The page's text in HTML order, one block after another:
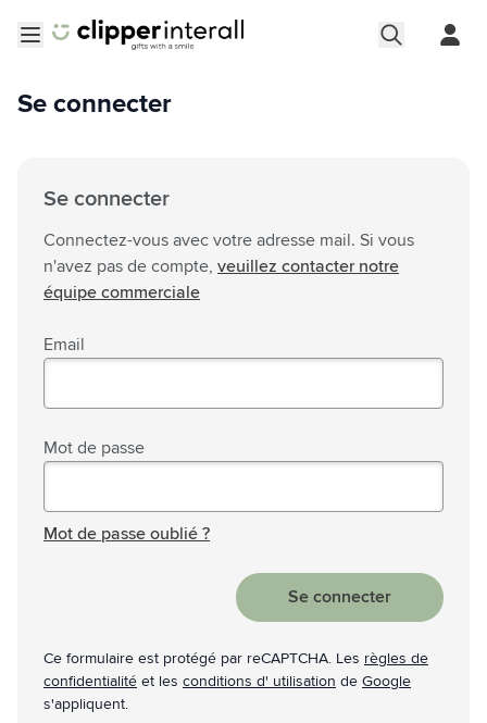
Se connecter
Se connecter
Connectez-vous avec votre adresse mail. Si vous
n'avez pas de compte, veuillez contacter notre
équipe commerciale
Email
Mot de passe
Mot de passe oublié ?
Se connecter
Ce formulaire est protégé par reCAPTCHA. Les règles de
confidentialité et les conditions d' utilisation de Google
s'appliquent.